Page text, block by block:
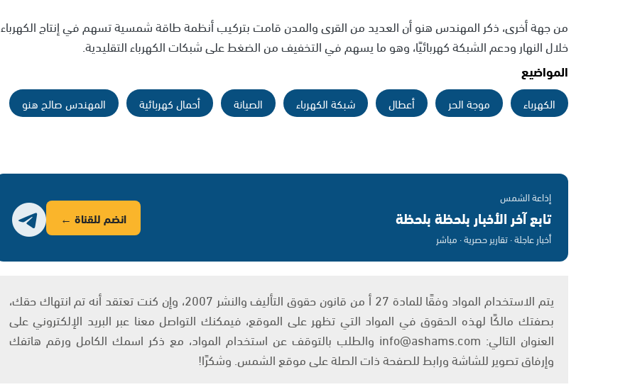
من جهة أخرى، ذكر المهندس هنو أن العديد من القرى والمدن قامت بتركيب أنظمة طاقة شمسية تسهم في إنتاج الكهرباء
خلال النهار ودعم الشبكة كهربائيًا، وهو ما يسهم في التخفيف من الضغط على شبكات الكهرباء التقليدية.
المواضيع
الكهرباء موجة الحر أعطال شبكة الكهرباء الصيانة أحمال كهربائية المهندس صالح هنو
إذاعة الشمس
تابع آخر الأخبار بلحظة بلحظة
أخبار عاجلة · تقارير حصرية · مباشر
انضم للقناة ←
يتم الاستخدام المواد وفقًا للمادة 27 أ من قانون حقوق التأليف والنشر 2007، وإن كنت تعتقد أنه تم انتهاك حقك،
بصفتك مالكًا لهذه الحقوق في المواد التي تظهر على الموقع، فيمكنك التواصل معنا عبر البريد الإلكتروني على
العنوان التالي: info@ashams.com والطلب بالتوقف عن استخدام المواد، مع ذكر اسمك الكامل ورقم هاتفك
وإرفاق تصوير للشاشة ورابط للصفحة ذات الصلة على موقع الشمس. وشكرًا!